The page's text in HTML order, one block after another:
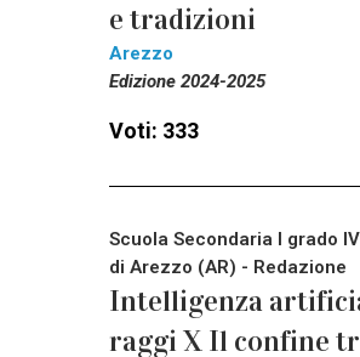
e tradizioni
Arezzo
Edizione 2024-2025
Voti: 333
Scuola Secondaria I grado
di Arezzo (AR) - Redazione
Intelligenza
raggi X Il confine